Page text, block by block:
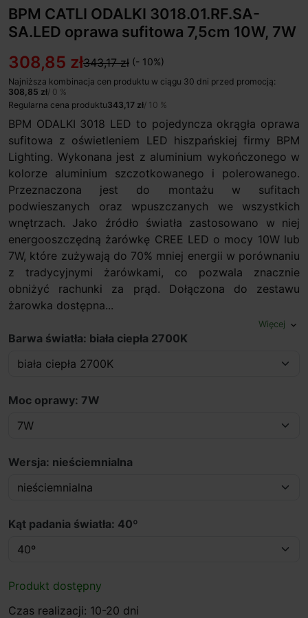
BPM CATLI ODALKI 3018.01.RF.SA-
SA.LED oprawa sufitowa 7,5cm 10W, 7W
308,85 zł343,17 zł (- 10%)
Najniższa kombinacja cen produktu w ciągu 30 dni przed promocją:
308,85 zł/ 0 %
Regularna cena produktu343,17 zł/ 10 %
BPM ODALKI 3018 LED to pojedyncza okrągła oprawa
sufitowa z oświetleniem LED hiszpańskiej firmy BPM
Lighting. Wykonana jest z aluminium wykończonego w
kolorze aluminium szczotkowanego i polerowanego.
Przeznaczona jest do montażu w sufitach
podwieszanych oraz wpuszczanych we wszystkich
wnętrzach. Jako źródło światła zastosowano w niej
energooszczędną żarówkę CREE LED o mocy 10W lub
7W, które zużywają do 70% mniej energii w porównaniu
z tradycyjnymi żarówkami, co pozwala znacznie
obniżyć rachunki za prąd. Dołączona do zestawu
żarowka dostępna...
Więcej expand_more
Barwa światła: biała ciepła 2700K
Moc oprawy: 7W
Wersja: nieściemnialna
Kąt padania światła: 40º
Produkt dostępny
Czas realizacji: 10-20 dni